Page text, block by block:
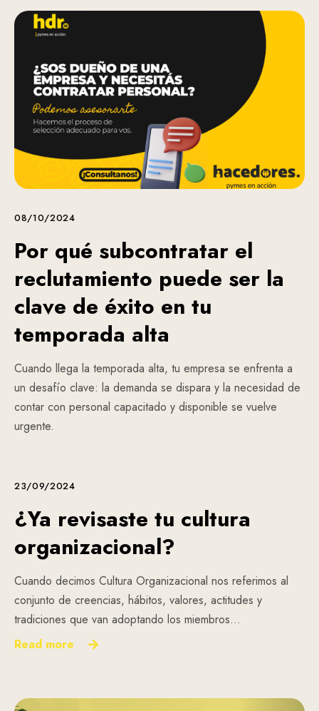
08/10/2024
Por qué subcontratar el
reclutamiento puede ser la
clave de éxito en tu
temporada alta
Cuando llega la temporada alta, tu empresa se enfrenta a
un desafío clave: la demanda se dispara y la necesidad de
contar con personal capacitado y disponible se vuelve
urgente.
23/09/2024
¿Ya revisaste tu cultura
organizacional?
Cuando decimos Cultura Organizacional nos referimos al
conjunto de creencias, hábitos, valores, actitudes y
tradiciones que van adoptando los miembros…
Read more